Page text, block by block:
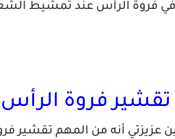
في فروة الرأس عند تمشيط
تقشير فروة الرأس
عزيزتي أنه من المهم تقشير